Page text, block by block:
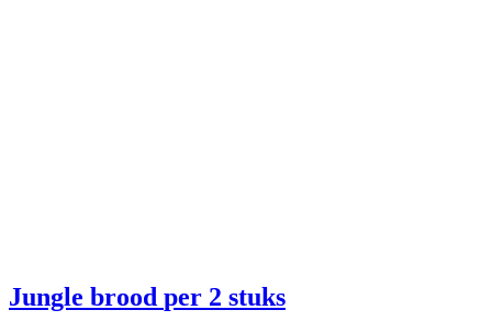
Jungle brood per 2 stuks